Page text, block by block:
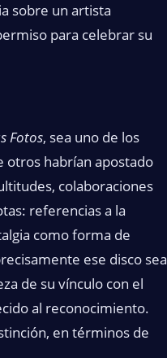
sobre un artista
para celebrar su
Fotos, sea uno de los
otros habrían apostado
colaboraciones
referencias a la
como forma de
ese disco sea
de su vínculo con el
al reconocimiento.
en términos de